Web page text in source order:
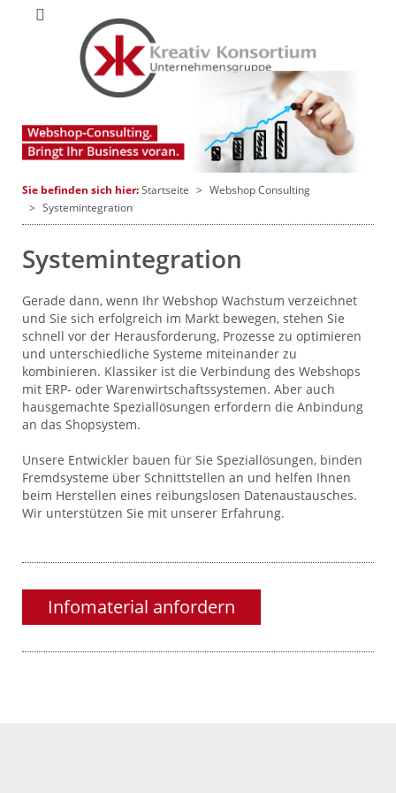
Startseite
Webshop Consulting
Systemintegration
Systemintegration
Gerade dann, wenn Ihr Webshop Wachstum verzeichnet
und Sie sich erfolgreich im Markt bewegen, stehen Sie
schnell vor der Herausforderung, Prozesse zu optimieren
und unterschiedliche Systeme miteinander zu
kombinieren. Klassiker ist die Verbindung des Webshops
mit ERP- oder Warenwirtschaftssystemen. Aber auch
hausgemachte Speziallösungen erfordern die Anbindung
an das Shopsystem.
Unsere Entwickler bauen für Sie Speziallösungen, binden
Fremdsysteme über Schnittstellen an und helfen Ihnen
beim Herstellen eines reibungslosen Datenaustausches.
Wir unterstützen Sie mit unserer Erfahrung.
Infomaterial anfordern